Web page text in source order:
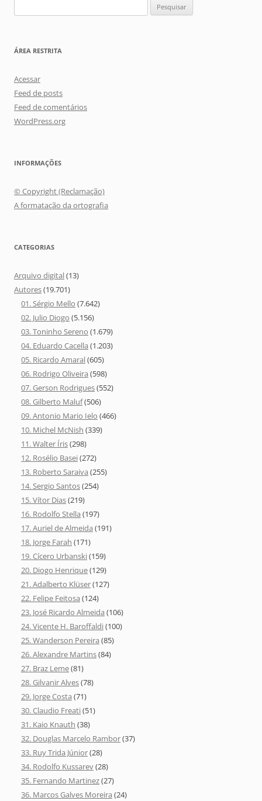
por:
ÁREA RESTRITA
Acessar
Feed de posts
Feed de comentários
WordPress.org
INFORMAÇÕES
© Copyright (Reclamação)
A formatação da ortografia
CATEGORIAS
Arquivo digital(13)
Autores(19.701)
01. Sérgio Mello (7.642)
02. Julio Diogo (5.156)
03. Toninho Sereno (1.679)
04. Eduardo Cacella (1.203)
05. Ricardo Amaral(605)
06. Rodrigo Oliveira (598)
07. Gerson Rodrigues(552)
08. Gilberto Maluf(506)
09. Antonio Mario Ielo (466)
10. Michel McNish (339)
11. Walter Íris(298)
12. Rosélio Basei(272)
13. Roberto Saraiva (255)
14. Sergio Santos(254)
15. Vítor Dias(219)
16. Rodolfo Stella (197)
17. Auriel de Almeida (191)
18. Jorge Farah (171)
19. Cícero Urbanski(159)
20. Diogo Henrique(129)
21. Adalberto Klüser(127)
22. Felipe Feitosa (124)
23. José Ricardo Almeida (106)
24. Vicente H. Baroffaldi(100)
25. Wanderson Pereira (85)
26. Alexandre Martins(84)
27. Braz Leme(81)
28. Gilvanir Alves(78)
29. Jorge Costa (71)
30. Claudio Freati(51)
31. Kaio Knauth (38)
32. Douglas Marcelo Rambor(37)
33. Ruy Trida Júnior(28)
34. Rodolfo Kussarev(28)
35. Fernando Martinez(27)
36. Marcos Galves Moreira (24)